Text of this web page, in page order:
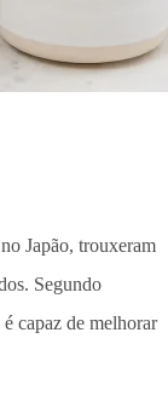
Japão, trouxeram
Segundo
é capaz de melhorar